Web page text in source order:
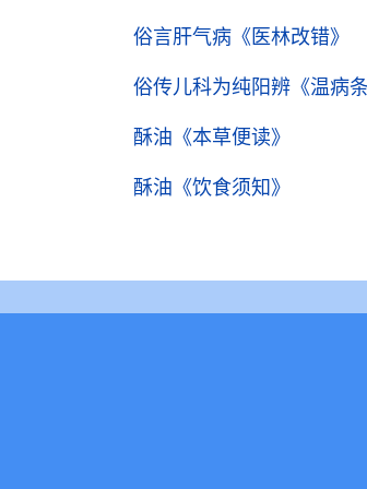
俗言肝气病 《医林改错》
俗传儿科为纯阳辨 《温病
酥油 《本草便读》
酥油 《饮食须知》